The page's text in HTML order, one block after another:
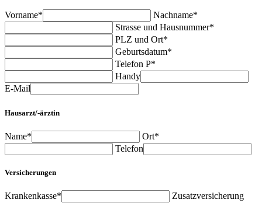
Vorname*
Nachname*
Strasse und Hausnummer*
PLZ und Ort*
Geburtsdatum*
Telefon P*
Handy
E-Mail
Hausarzt/-ärztin
Name*
Ort*
Telefon
Versicherungen
Krankenkasse*
Zusatzversicherung